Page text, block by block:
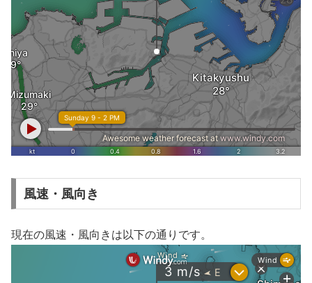
風速・風向き
現在の風速・風向きは以下の通りです。